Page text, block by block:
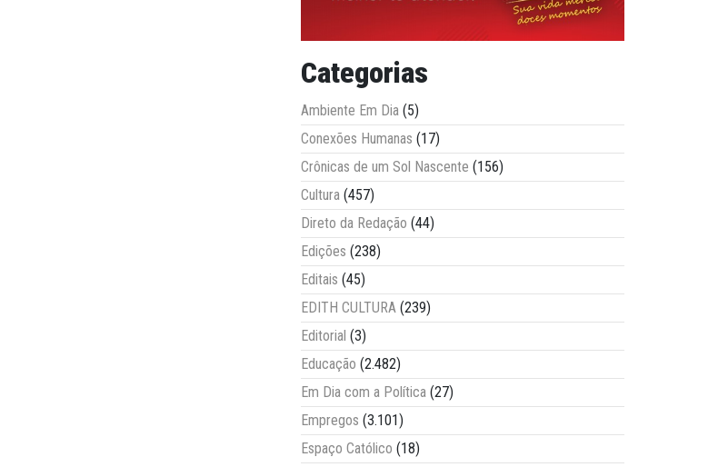
Categorias
Ambiente Em Dia (5)
Conexões Humanas (17)
Crônicas de um Sol Nascente (156)
Cultura (457)
Direto da Redação (44)
Edições (238)
Editais (45)
EDITH CULTURA (239)
Editorial (3)
Educação (2.482)
Em Dia com a Política (27)
Empregos (3.101)
Espaço Católico (18)